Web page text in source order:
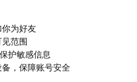
为好友
范围
护敏感信息
，保障账号安全